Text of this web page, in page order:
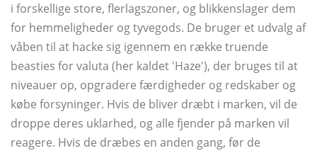
i forskellige store, flerlagszoner, og blikkenslager dem
for hemmeligheder og tyvegods. De bruger et udvalg af
våben til at hacke sig igennem en række truende
beasties for valuta (her kaldet 'Haze'), der bruges til at
niveauer op, opgradere færdigheder og redskaber og
købe forsyninger. Hvis de bliver dræbt i marken, vil de
droppe deres uklarhed, og alle fjender på marken vil
reagere. Hvis de dræbes en anden gang, før de